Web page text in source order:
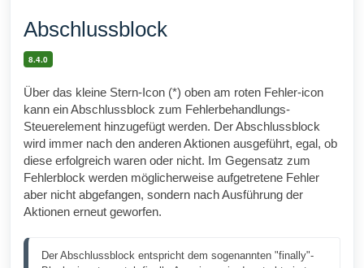
Abschlussblock
8.4.0
Über das kleine Stern-Icon (*) oben am roten Fehler-icon
kann ein Abschlussblock zum Fehlerbehandlungs-
Steuerelement hinzugefügt werden. Der Abschlussblock
wird immer nach den anderen Aktionen ausgeführt, egal, ob
diese erfolgreich waren oder nicht. Im Gegensatz zum
Fehlerblock werden möglicherweise aufgetretene Fehler
aber nicht abgefangen, sondern nach Ausführung der
Aktionen erneut geworfen.
Der Abschlussblock entspricht dem sogenannten "finally"-